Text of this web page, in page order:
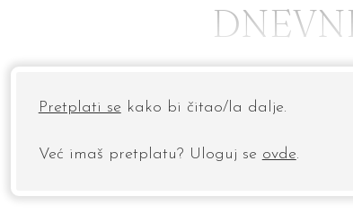
Pretplati se kako bi čitao/la dalje.
Već imaš pretplatu? Uloguj se ovde.